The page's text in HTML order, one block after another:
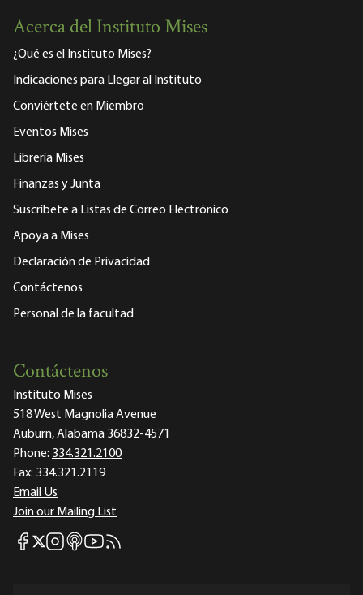
Acerca del Instituto Mises
¿Qué es el Instituto Mises?
Indicaciones para Llegar al Instituto
Conviértete en Miembro
Eventos Mises
Librería Mises
Finanzas y Junta
Suscríbete a Listas de Correo Electrónico
Apoya a Mises
Declaración de Privacidad
Contáctenos
Personal de la facultad
Contáctenos
Instituto Mises
518 West Magnolia Avenue
Auburn, Alabama 36832-4571
Phone: 334.321.2100
Fax: 334.321.2119
Email Us
Join our Mailing List
Mises Facebook
Mises X
Mises Instagram
Mises itunes
Mises Youtube
Mises RSS feed